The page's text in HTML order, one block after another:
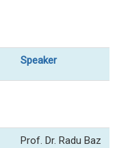
Speaker
Prof. Dr. Radu Baz